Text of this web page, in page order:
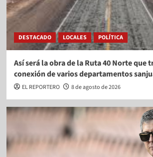
DESTACADO LOCALES POLÍTICA
Así será la obra de la Ruta 40 Norte que
conexión de varios departamentos
EL REPORTERO 8 de agosto de 2026